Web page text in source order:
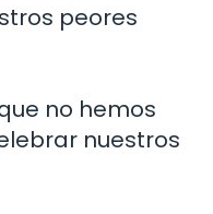
peores
no hemos
nuestros